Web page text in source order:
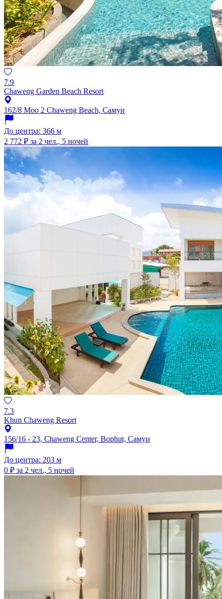
7.9
Chaweng Garden Beach Resort
162/8 Moo 2 Chaweng Beach, Самуи
До центра: 366 м
2 772 ₽ за 2 чел., 5 ночей
7.3
Khun Chaweng Resort
156/16 - 23, Chaweng Center, Bophut, Самуи
До центра: 203 м
0 ₽ за 2 чел., 5 ночей